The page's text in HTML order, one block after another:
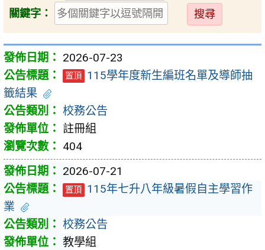
關鍵字：
送
出
2026-07-23
置頂 115學年度新生編班名單及導師抽
籤結果
校務公告
註冊組
404
2026-07-21
置頂 115年七升八年級暑假自主學習作
業
校務公告
教學組